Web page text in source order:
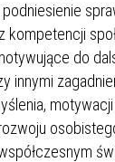
kompetencji
do
innymi